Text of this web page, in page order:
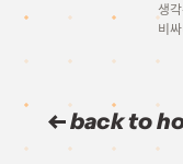
생
비
back to